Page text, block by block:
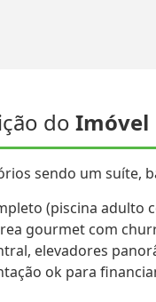
do Imóvel
sendo um suíte,
(piscina adulto
gourmet com
elevadores
ok para